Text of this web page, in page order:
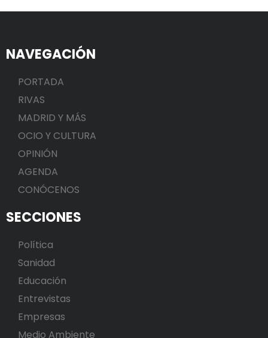
NAVEGACIÓN
PORTADA
RIVAS
MADRID Y MÁS
OCIO Y CULTURA
OPINIÓN
AGENDA
CONÓCENOS
SECCIONES
Política
Sanidad
Educación
Entrevistas
Empresas
Medio Ambiente